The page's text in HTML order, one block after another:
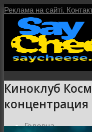
Реклама на сайті.
Головна
Киноклуб
концентрация